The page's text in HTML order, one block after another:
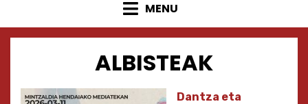
MENU
ALBISTEAK
Dantza eta